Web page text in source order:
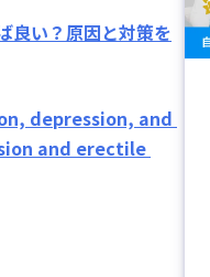
良い？原因と対策を
depression, and
and erectile